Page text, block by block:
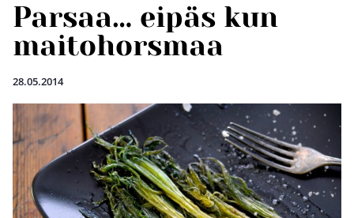
Parsaa… eipäs kun
maitohorsmaa
28.05.2014